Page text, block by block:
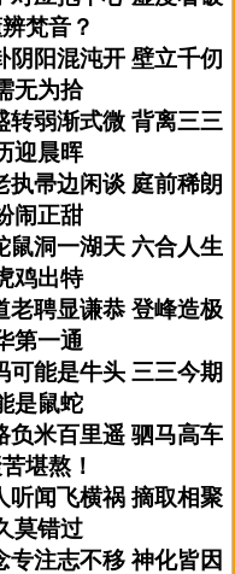
梵音？
阳混沌开 壁立千仞
无为拾
转弱渐式微 背离三三
迎晨晖
帚边闲谈 庭前稀朗
闹正甜
鼠洞一湖天 六合人生
鸡出特
老聘显谦恭 登峰造极
第一通
能是牛头 三三今期
是鼠蛇
负米百里遥 驷马高车
堪熬！
听闻飞横祸 摘取相聚
莫错过
注志不移 神化皆因